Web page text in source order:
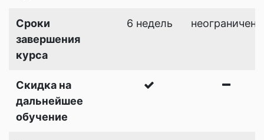
Сроки
завершения
курса
6 недель неограничена
Скидка на
дальнейшее
обучение